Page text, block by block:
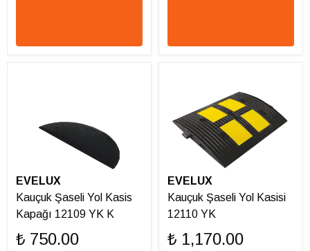
EVELUX
Kauçuk Şaseli Yol Kasis
Kapağı 12109 YK K
₺ 750.00
EVELUX
Kauçuk Şaseli Yol Kasisi
12110 YK
₺ 1,170.00